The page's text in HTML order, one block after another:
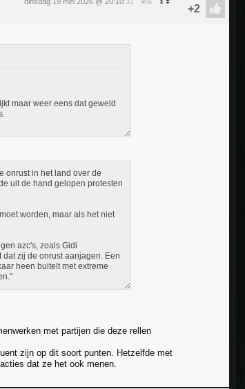
#56
maar weer eens dat geweld
onrust in het land over de
uit de hand gelopen protesten
worden, maar als het niet
azc's, zoals Gidi
dat zij de onrust aanjagen. Een
heen buitelt met extreme
met partijen die deze rellen
zijn op dit soort punten. Hetzelfde met
dat ze het ook menen.